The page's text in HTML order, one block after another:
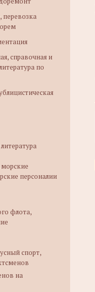
перевозка
справочная и
по
персоналии
флота,
спорт,
на